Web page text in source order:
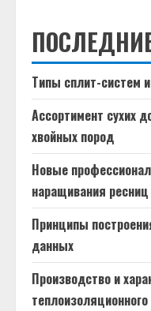
Типы сплит-систем
Ассортимент сухих
хвойных пород
Новые
наращивания
Принципы
данных
Производство и